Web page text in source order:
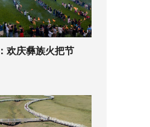
欢庆彝族火把节